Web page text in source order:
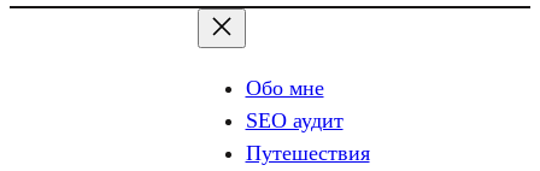
Обо мне
SEO аудит
Путешествия